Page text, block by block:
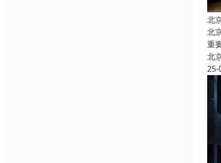
北
北
重
北
25-